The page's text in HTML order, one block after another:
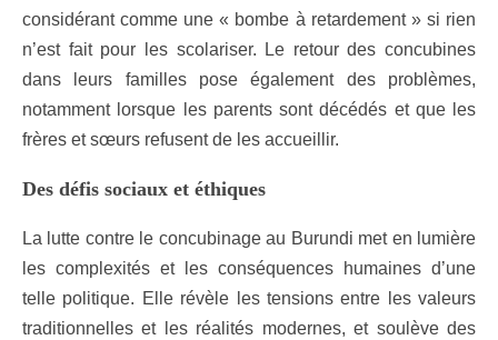
considérant comme une « bombe à retardement » si rien
n’est fait pour les scolariser. Le retour des concubines
dans leurs familles pose également des problèmes,
notamment lorsque les parents sont décédés et que les
frères et sœurs refusent de les accueillir.
Des défis sociaux et éthiques
La lutte contre le concubinage au Burundi met en lumière
les complexités et les conséquences humaines d’une
telle politique. Elle révèle les tensions entre les valeurs
traditionnelles et les réalités modernes, et soulève des